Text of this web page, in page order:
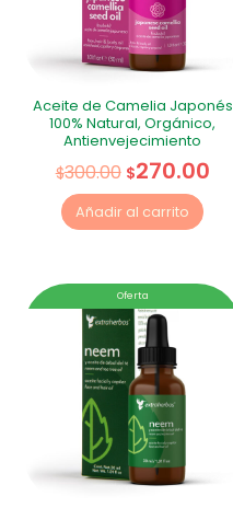
Aceite de Camelia Japonés
100% Natural, Orgánico,
Antienvejecimiento
$300.00 $270.00
Añadir al carrito
Oferta